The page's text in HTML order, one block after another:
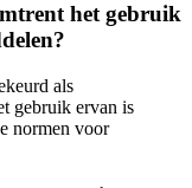
het gebruik
als
gebruik ervan is
normen voor